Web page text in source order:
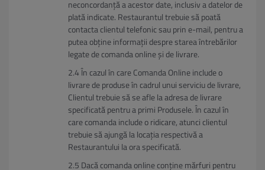
neconcordanță a acestor date, inclusiv a datelor de
plată indicate. Restaurantul trebuie să poată
contacta clientul telefonic sau prin e-mail, pentru a
putea obține informații despre starea întrebărilor
legate de comanda online și de livrare.
În cazul în care Comanda Online include o
livrare de produse în cadrul unui serviciu de livrare,
Clientul trebuie să se afle la adresa de livrare
specificată pentru a primi Produsele. În cazul în
care comanda include o ridicare, atunci clientul
trebuie să ajungă la locația respectivă a
Restaurantului la ora specificată.
Dacă comanda online conține mărfuri pentru